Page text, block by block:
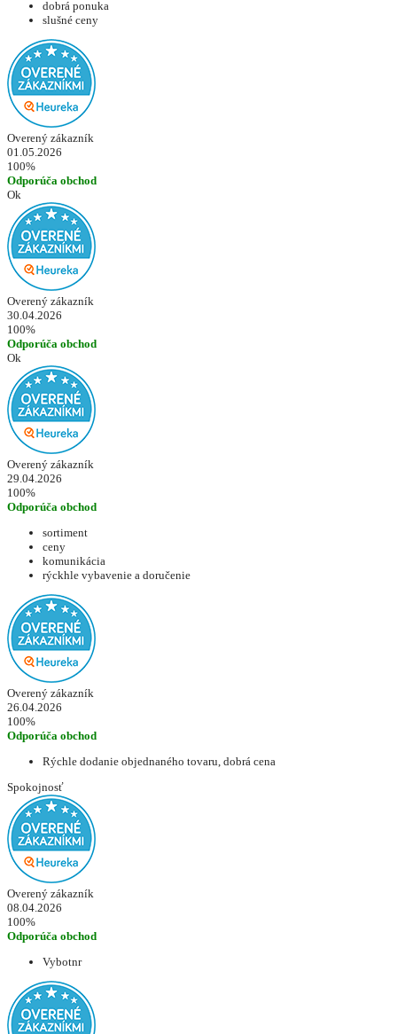
dobrá ponuka
slušné ceny
Overený zákazník
01.05.2026
100%
Odporúča obchod
Ok
Overený zákazník
30.04.2026
100%
Odporúča obchod
Ok
Overený zákazník
29.04.2026
100%
Odporúča obchod
sortiment
ceny
komunikácia
rýckhle vybavenie a doručenie
Overený zákazník
26.04.2026
100%
Odporúča obchod
Rýchle dodanie objednaného tovaru, dobrá cena
Spokojnosť
Overený zákazník
08.04.2026
100%
Odporúča obchod
Vybotnr